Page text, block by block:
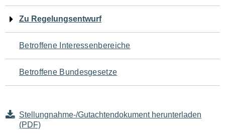
für
den
Seiteninhalt
Zu Regelungsentwurf
Betroffene Interessenbereiche
Betroffene Bundesgesetze
Stellungnahme-/Gutachtendokument herunterladen
(PDF)